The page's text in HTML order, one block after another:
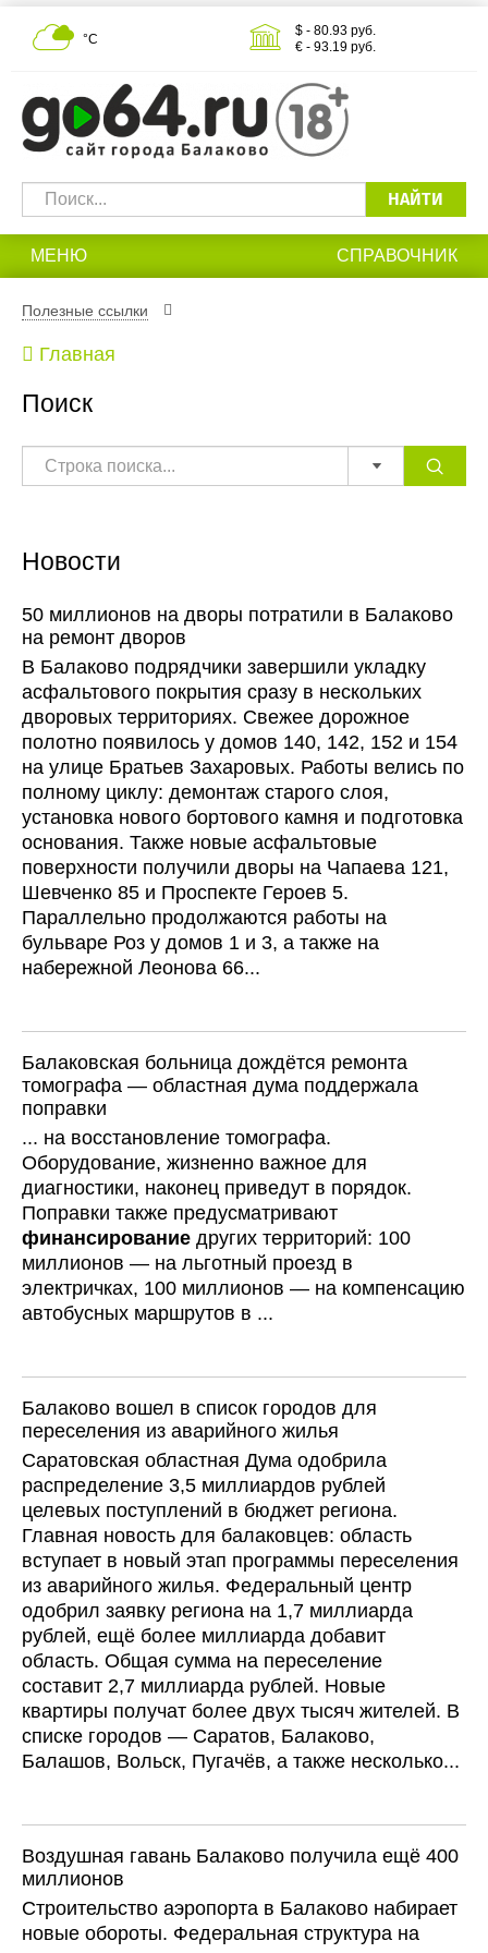
°С
$ - 80.93 руб.
€ - 93.19 руб.
НАЙТИ
МЕНЮ СПРАВОЧНИК
Полезные ссылки
Главная
Поиск
Новости
50 миллионов на дворы потратили в Балаково
на ремонт дворов
В Балаково подрядчики завершили укладку
асфальтового покрытия сразу в нескольких
дворовых территориях. Свежее дорожное
полотно появилось у домов 140, 142, 152 и 154
на улице Братьев Захаровых. Работы велись по
полному циклу: демонтаж старого слоя,
установка нового бортового камня и подготовка
основания. Также новые асфальтовые
поверхности получили дворы на Чапаева 121,
Шевченко 85 и Проспекте Героев 5.
Параллельно продолжаются работы на
бульваре Роз у домов 1 и 3, а также на
набережной Леонова 66...
Балаковская больница дождётся ремонта
томографа — областная дума поддержала
поправки
... на восстановление томографа.
Оборудование, жизненно важное для
диагностики, наконец приведут в порядок.
Поправки также предусматривают
финансирование других территорий: 100
миллионов — на льготный проезд в
электричках, 100 миллионов — на компенсацию
автобусных маршрутов в ...
Балаково вошел в список городов для
переселения из аварийного жилья
Саратовская областная Дума одобрила
распределение 3,5 миллиардов рублей
целевых поступлений в бюджет региона.
Главная новость для балаковцев: область
вступает в новый этап программы переселения
из аварийного жилья. Федеральный центр
одобрил заявку региона на 1,7 миллиарда
рублей, ещё более миллиарда добавит
область. Общая сумма на переселение
составит 2,7 миллиарда рублей. Новые
квартиры получат более двух тысяч жителей. В
списке городов — Саратов, Балаково,
Балашов, Вольск, Пугачёв, а также несколько...
Воздушная гавань Балаково получила ещё 400
миллионов
Строительство аэропорта в Балаково набирает
новые обороты. Федеральная структура на